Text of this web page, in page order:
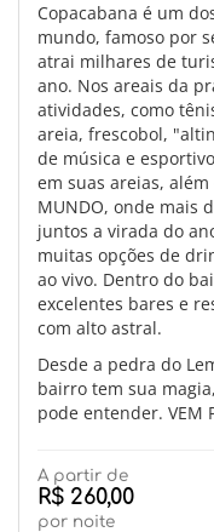
Copacabana é um
mundo, famoso por
atrai milhares de
ano. Nos areais da
atividades, como
areia, frescobol,
de música e
em suas areias,
MUNDO, onde mais
juntos a virada do
muitas opções de
ao vivo. Dentro do
excelentes bares e
com alto astral.
Desde a pedra do
bairro tem sua
pode entender. VEM
A partir de
R$ 260,00
por noite